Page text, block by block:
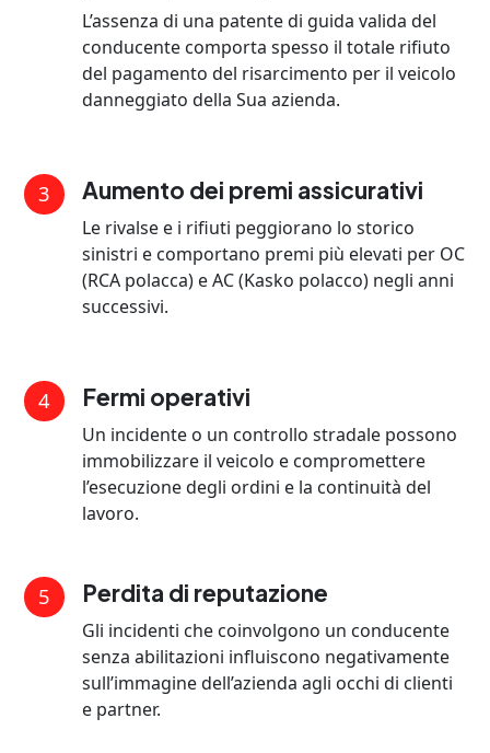
L’assenza di una patente di guida valida del
conducente comporta spesso il totale rifiuto
del pagamento del risarcimento per il veicolo
danneggiato della Sua azienda.
3 Aumento dei premi assicurativi
Le rivalse e i rifiuti peggiorano lo storico
sinistri e comportano premi più elevati per OC
(RCA polacca) e AC (Kasko polacco) negli anni
successivi.
4 Fermi operativi
Un incidente o un controllo stradale possono
immobilizzare il veicolo e compromettere
l’esecuzione degli ordini e la continuità del
lavoro.
5 Perdita di reputazione
Gli incidenti che coinvolgono un conducente
senza abilitazioni influiscono negativamente
sull’immagine dell’azienda agli occhi di clienti
e partner.